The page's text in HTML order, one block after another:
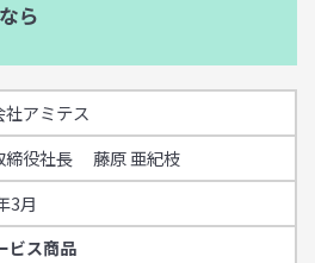
ら
社アミテス
締役社長 藤原 亜紀枝
3月
ビス商品